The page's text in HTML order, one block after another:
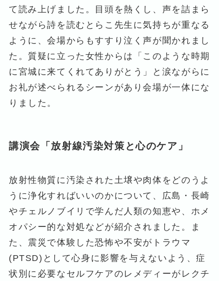
て読み上げました。目頭を熱くし、声を詰まら
せながら詩を読むとらこ先生に気持ちが重なる
ように、会場からもすすり泣く声が聞かれまし
た。質疑に立った女性からは「このような時期
に宮城に来てくれてありがとう」と涙ながらに
お礼が述べられるシーンがあり会場が一体にな
りました。
講演会「放射線汚染対策と心のケア」
放射性物質に汚染された土壌や肉体をどのうよ
うに浄化すればいいのかについて、広島・長崎
やチェルノブイリで学んだ人類の知恵や、ホメ
オパシー的な対処などが紹介されました。ま
た、震災で体験した恐怖や不安がトラウマ
(PTSD)として心身に影響を与えないよう、症
状別に必要なセルフケアのレメディーがレクチ